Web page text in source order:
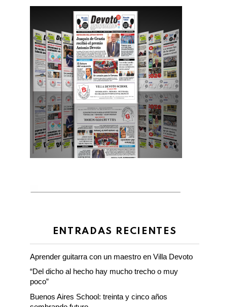
ENTRADAS RECIENTES
Aprender guitarra con un maestro en Villa Devoto
“Del dicho al hecho hay mucho trecho o muy
poco”
Buenos Aires School: treinta y cinco años